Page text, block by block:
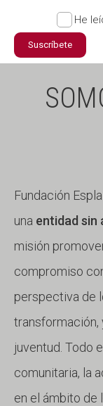
He
Suscríbete
Fundación
una entidad sin
misión
compromiso
perspectiva de
transformación,
juventud. Todo
comunitaria, la
en el ámbito de